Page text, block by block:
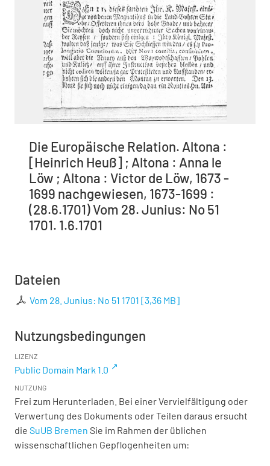
Die Europäische Relation. Altona :
[Heinrich Heuß] ; Altona : Anna le
Löw ; Altona : Victor de Löw, 1673 -
1699 nachgewiesen, 1673-1699 :
(28.6.1701) Vom 28. Junius: No 51
1701. 1.6.1701
Dateien
Vom 28. Junius: No 51 1701 [3,36 MB]
Nutzungsbedingungen
LIZENZ
Public Domain Mark 1.0
NUTZUNG
Frei zum Herunterladen. Bei einer Vervielfältigung oder
Verwertung des Dokuments oder Teilen daraus ersucht
die SuUB Bremen Sie im Rahmen der üblichen
wissenschaftlichen Gepflogenheiten um: